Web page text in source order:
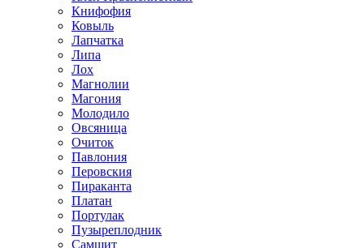
Книфофия
Ковыль
Лапчатка
Липа
Лох
Магнолии
Магония
Молодило
Овсяница
Очиток
Павлония
Перовския
Пираканта
Платан
Портулак
Пузыреплодник
Самшит